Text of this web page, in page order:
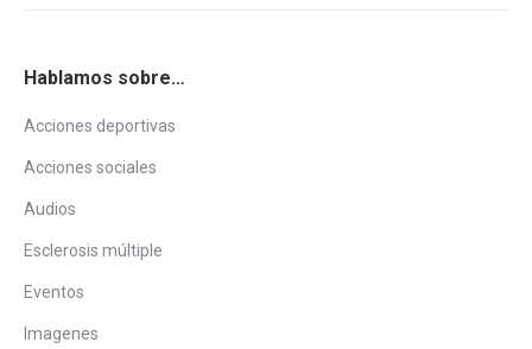
Hablamos sobre…
Acciones deportivas
Acciones sociales
Audios
Esclerosis múltiple
Eventos
Imagenes